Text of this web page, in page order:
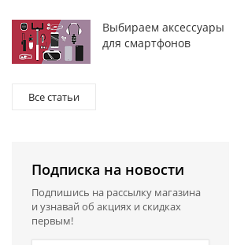
Выбираем аксессуары
для смартфонов
Все статьи
Подписка на новости
Подпишись на рассылку магазина
и узнавай об акциях и скидках
первым!